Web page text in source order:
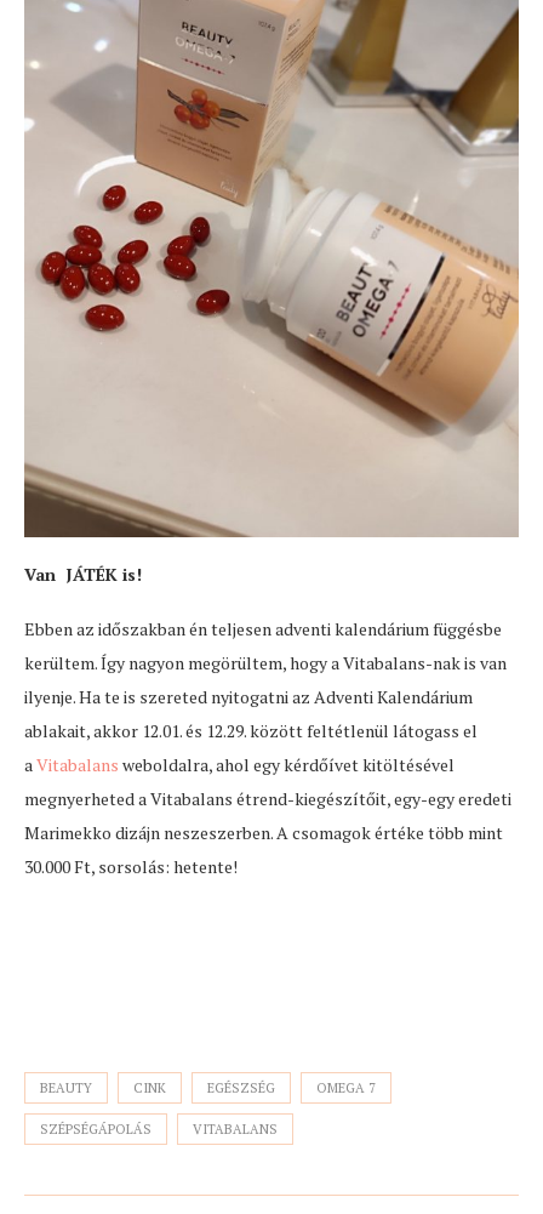
Van JÁTÉK is!
Ebben az időszakban én teljesen adventi kalendárium függésbe
kerültem. Így nagyon megörültem, hogy a Vitabalans-nak is van
ilyenje. Ha te is szereted nyitogatni az Adventi Kalendárium
ablakait, akkor 12.01. és 12.29. között feltétlenül látogass el
aVitabalans weboldalra, ahol egy kérdőívet kitöltésével
megnyerheted a Vitabalans étrend-kiegészítőit, egy-egy eredeti
Marimekko dizájn neszeszerben. A csomagok értéke több mint
30.000 Ft, sorsolás: hetente!
BEAUTY CINK EGÉSZSÉG OMEGA 7
SZÉPSÉGÁPOLÁS VITABALANS